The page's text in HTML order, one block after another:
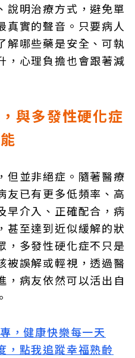
說明治療方式，避免單
真實的聲音。只要病人
解哪些藥是安全、可執
，心理負擔也會跟著減
與多發性硬化症
但並非絕症。隨著醫療
友已有更多低頻率、高
早介入、正確配合，病
甚至達到近似緩解的狀
，多發性硬化症不只是
被誤解或輕視，透過醫
，病友依然可以活出自
，健康快樂每一天
，點我追蹤幸福熟齡